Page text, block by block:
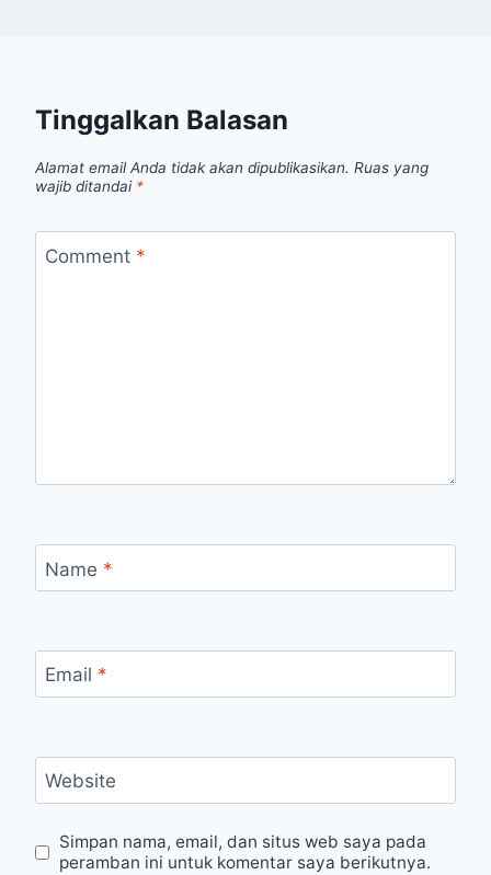
Tinggalkan Balasan
Alamat email Anda tidak akan dipublikasikan. Ruas yang
wajib ditandai *
Comment *
Name *
Email *
Website
Simpan nama, email, dan situs web saya pada
peramban ini untuk komentar saya berikutnya.